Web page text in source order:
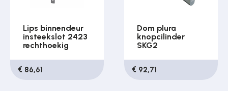
Lips binnendeur
insteekslot 2423
rechthoekig
€ 86,61
Dom plura
knopcilinder
SKG2
€ 92,71